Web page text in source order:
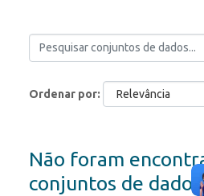
Ordenar por
Não foram
conjuntos de dados